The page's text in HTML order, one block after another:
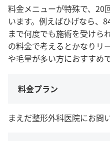
料金メニューが特殊で、20
います。例えばひげなら、
まで何度でも施術を受けら
の料金で考えるとかなりリ
や毛量が多い方におすすめで
料金プラン
まえだ整形外科医院にお問